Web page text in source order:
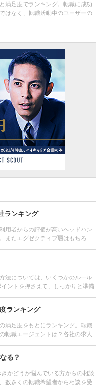
満足度でランキング。転職に成功
はなく、転職活動中のユーザーの
ランキング
用者からの評価が高いヘッドハン
またエグゼクティブ層はもちろ
法については、いくつかのルール
ントを押さえて、しっかりと準備
ランキング
満足度をもとにランキング。転職
転職エージェントは？各社の求人
る？
かどうか悩んでいる方からの相談
数多くの転職希望者から相談を受